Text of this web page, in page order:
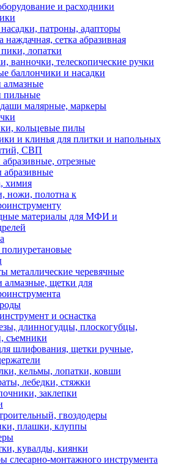
и расходники
патроны, адапторы
наждачная, сетка абразивная
лопатки
ванночки, телескопические ручки
баллончики и насадки
алмазные
пильные
малярные, маркеры
кольцевые пилы
и клинья для плитки и напольных
СВП
отрезные
абразивные
химия
ножи, полотна к
материалы для МФИ и
металлические черевячные
алмазные, щетки для
и оснастка
длинногудцы, плоскогубцы,
съемники
шлифования, щетки ручные,
кельмы, лопатки, ковши
лебедки, стяжки
заклепки
гвоздодеры
плашки, клуппы
кувалды, киянки
слесарно-монтажного инструмента